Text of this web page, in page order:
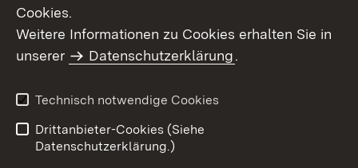
Benutzungshinweise
Erklärung zur
Cookies.
Weitere Informationen zu Cookies erhalten Sie in
unserer
Datenschutzerklärung.
Technisch notwendige Cookies
Drittanbieter-Cookies (Siehe
Datenschutzerklärung.)